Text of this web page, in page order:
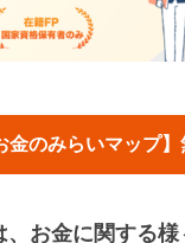
金のみらいマップ】
、お金に関する